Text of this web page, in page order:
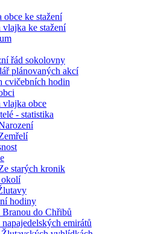
obce ke stažení
vlajka ke stažení
řád sokolovny
plánovaných akcí
cvičebních hodin
vlajka obce
- statistika
starých kronik
hodiny
Branou do Chřibů
napajedelských emirátů